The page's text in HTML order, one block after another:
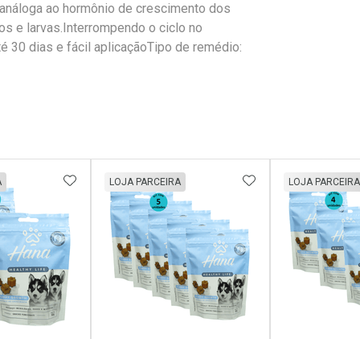
ao hormônio de crescimento dos
e larvas.Interrompendo o ciclo no
30 dias e fácil aplicaçãoTipo de remédio:
ADICIONAR AOS FAVORITOS
LOJA PARCEIRA ADICIONAR AOS
LOJA PARCEIRA